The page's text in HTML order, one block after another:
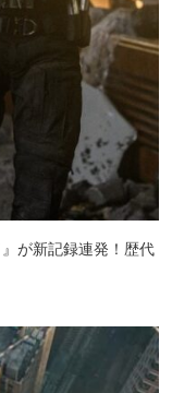
が新記録連発！歴代